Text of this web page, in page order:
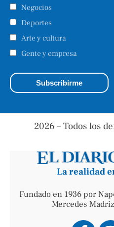
Negocios
Deportes
Arte y cultura
Gente y empresa
2026 – Todos los
La realidad
Fundado en 1936 por
Mercedes